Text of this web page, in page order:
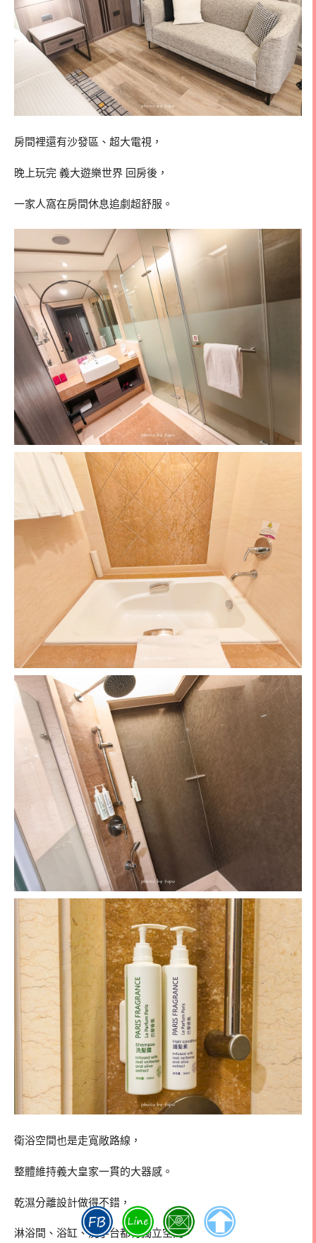
房間裡還有沙發區、超大電視，
晚上玩完 義大遊樂世界 回房後，
一家人窩在房間休息追劇超舒服。
衛浴空間也是走寬敞路線，
整體維持義大皇家一貫的大器感。
乾濕分離設計做得不錯，
淋浴間、浴缸、洗手台都有獨立空間，